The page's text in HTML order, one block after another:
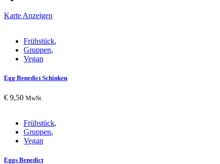
Karte Anzeigen
Frühstück,
Gruppen,
Vegan
Egg Benedict Schinken
€ 9,50 MwSt.
Frühstück,
Gruppen,
Vegan
Eggs Benedict